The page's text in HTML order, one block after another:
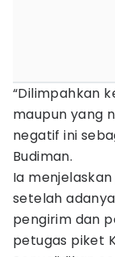
“Dilimpahkan
maupun yang
negatif ini
Budiman.
Ia
setelah
pengirim dan
petugas piket